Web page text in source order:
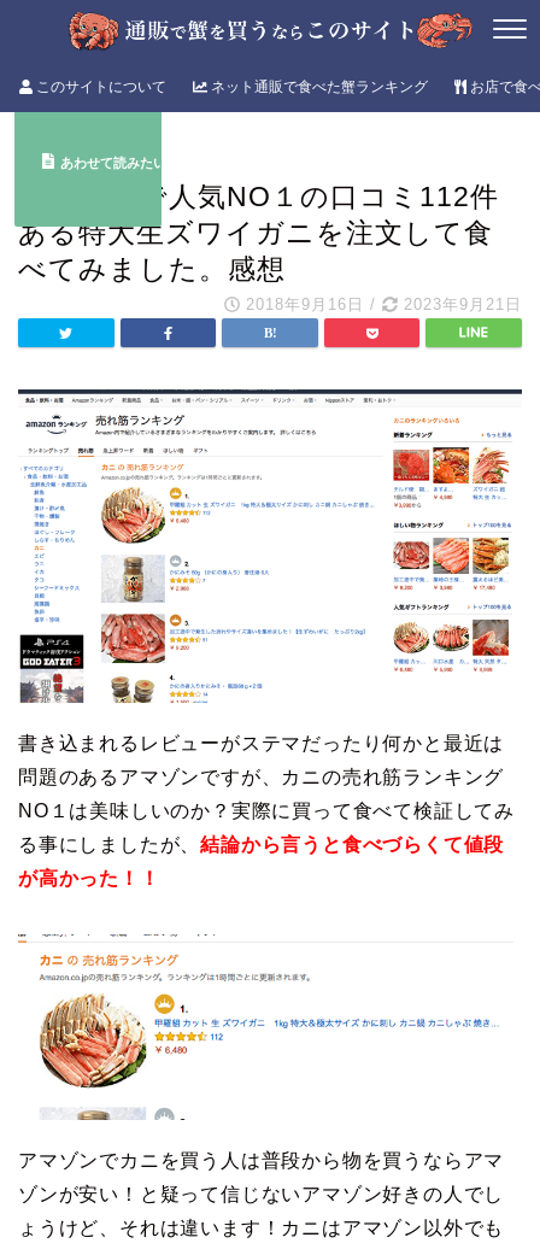
このサイトについて ネット通販で食べた蟹ランキング お店で食
ズワイガニ
アマゾンで人気NO１の口コミ112件
ある特大生ズワイガニを注文して食
べてみました。感想
2018年9月16日 / 2023年9月21日
書き込まれるレビューがステマだったり何かと最近は
問題のあるアマゾンですが、カニの売れ筋ランキング
NO１は美味しいのか？実際に買って食べて検証してみ
る事にしましたが、結論から言うと食べづらくて値段
が高かった！！
アマゾンでカニを買う人は普段から物を買うならアマ
ゾンが安い！と疑って信じないアマゾン好きの人でし
ょうけど、それは違います！カニはアマゾン以外でも